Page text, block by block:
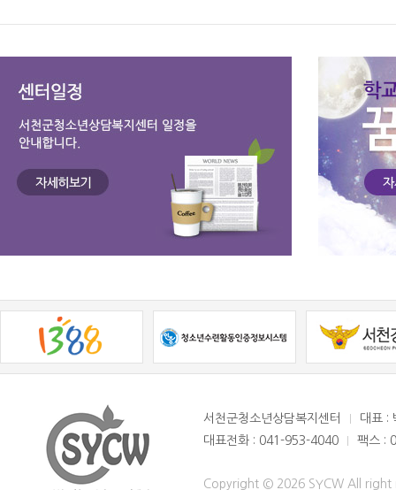
서천군청소년상담복지센터
대표 :
대표전화 : 041-953-4040
팩스 :
Copyright © 2026 SYCW All right